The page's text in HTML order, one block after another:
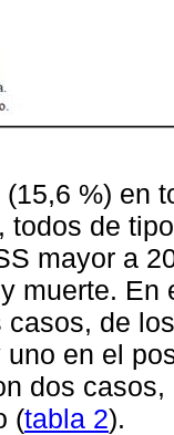
%) en
todos de
mayor a
muerte. En
casos, de
en el
dos
(tabla 2).